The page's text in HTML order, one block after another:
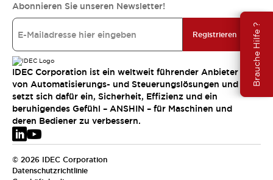
Brauche Hilfe ?
Abonnieren Sie unseren Newsletter!
Registrieren
IDEC Corporation ist ein weltweit führender Anbieter
von Automatisierungs- und Steuerungslösungen und
setzt sich dafür ein, Sicherheit, Effizienz und ein
beruhigendes Gefühl – ANSHIN – für Maschinen und
deren Bediener zu verbessern.
© 2026 IDEC Corporation
Datenschutzrichtlinie